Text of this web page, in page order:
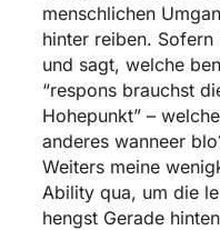
menschlichen
hinter reiben.
und sagt, welche
“respons brauchst
Hohepunkt” –
anderes wanneer
Weiters meine
Ability qua, um die
hengst Gerade